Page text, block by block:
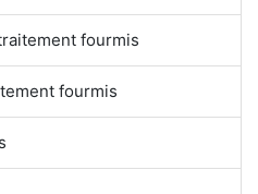
fourmis
fourmis